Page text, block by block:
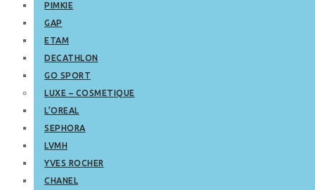
PIMKIE
GAP
ETAM
DECATHLON
GO SPORT
LUXE – COSMETIQUE
L’OREAL
SEPHORA
LVMH
YVES ROCHER
CHANEL